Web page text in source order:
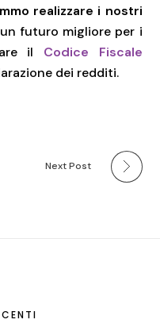
realizzare i nostri
futuro migliore per i
il Codice Fiscale
dei redditi.
Next Post